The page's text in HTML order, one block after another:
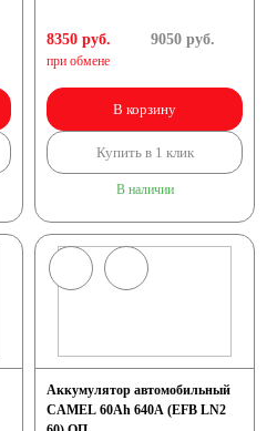
8350 руб.
при обмене
9050руб.
В корзину
Купить в 1 клик
В наличии
Аккумулятор автомобильный
CAMEL 60Ah 640A (EFB LN2